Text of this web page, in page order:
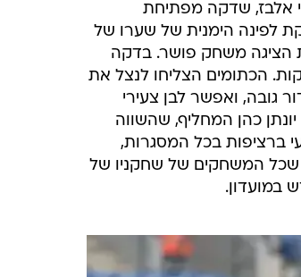
אלבז, שדקה מפתיחת
לפינה הימנית של שערו של
הציגה משחק פושר. בדקה
הכתומים הצליחו לנצל את
כדור גובה, ואפשר לבן צעירי
כהן המחליף, שהשווה
ברציפות בכל המסגרות,
שכל המשחקים של שחקניו של